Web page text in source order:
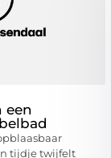
een
tijdje twijfelt